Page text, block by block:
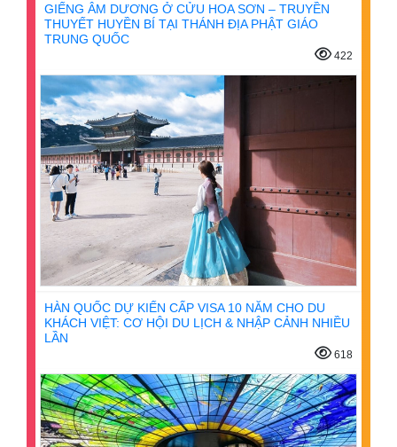
GIẾNG ÂM DƯƠNG Ở CỬU HOA SƠN – TRUYỀN
THUYẾT HUYỀN BÍ TẠI THÁNH ĐỊA PHẬT GIÁO
TRUNG QUỐC
422
HÀN QUỐC DỰ KIẾN CẤP VISA 10 NĂM CHO DU
KHÁCH VIỆT: CƠ HỘI DU LỊCH & NHẬP CẢNH NHIỀU
LẦN
618